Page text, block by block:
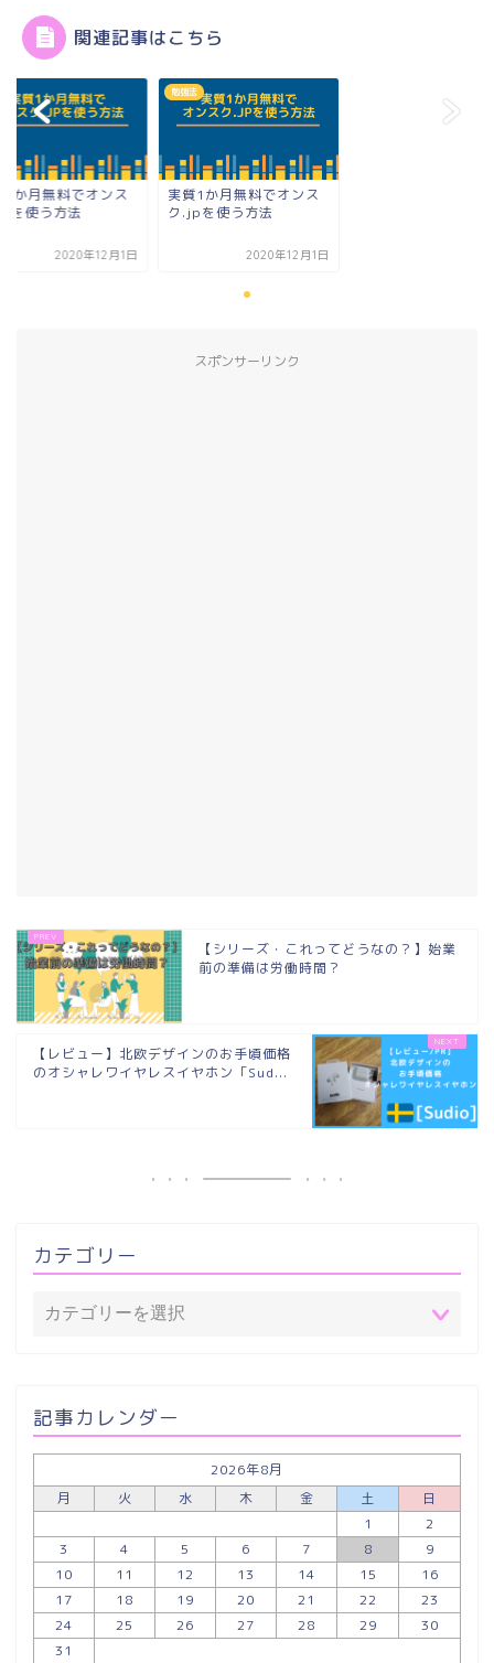
関連記事はこちら
1か月無料でオンス
を使う方法
2020年12月1日
勉強法
実質1か月無料でオンス
ク.jpを使う方法
2020年12月1日
スポンサーリンク
【シリーズ・これってどうなの？】始業
前の準備は労働時間？
【レビュー】北欧デザインのお手頃価格
のオシャレワイヤレスイヤホン「Sud...
カテゴリー
記事カレンダー
2026年8月
月
火 水 木 金 土
日
1
2
3
4 5 6 7 8
9
10
11 12 13 14 15
16
17
18 19 20 21 22
23
24
25 26 27 28 29
30
31